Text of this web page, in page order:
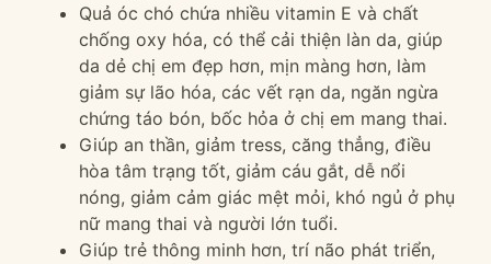
Quả óc chó chứa nhiều vitamin E và chất
chống oxy hóa, có thể cải thiện làn da, giúp
da dẻ chị em đẹp hơn, mịn màng hơn, làm
giảm sự lão hóa, các vết rạn da, ngăn ngừa
chứng táo bón, bốc hỏa ở chị em mang thai.
Giúp an thần, giảm tress, căng thẳng, điều
hòa tâm trạng tốt, giảm cáu gắt, dễ nổi
nóng, giảm cảm giác mệt mỏi, khó ngủ ở phụ
nữ mang thai và người lớn tuổi.
Giúp trẻ thông minh hơn, trí não phát triển,